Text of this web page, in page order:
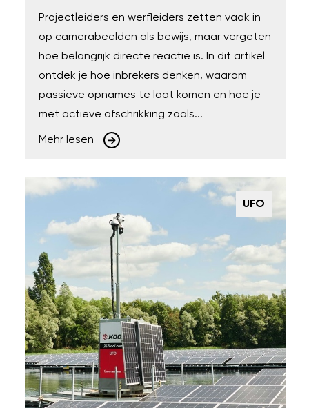
Projectleiders en werfleiders zetten vaak in
op camerabeelden als bewijs, maar vergeten
hoe belangrijk directe reactie is. In dit artikel
ontdek je hoe inbrekers denken, waarom
passieve opnames te laat komen en hoe je
met actieve afschrikking zoals...
Mehr lesen
UFO